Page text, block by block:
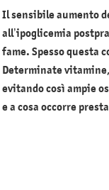
Il sensibile aumento
all’ipoglicemia
fame. Spesso questa
Determinate
evitando così ampie
e a cosa occorre